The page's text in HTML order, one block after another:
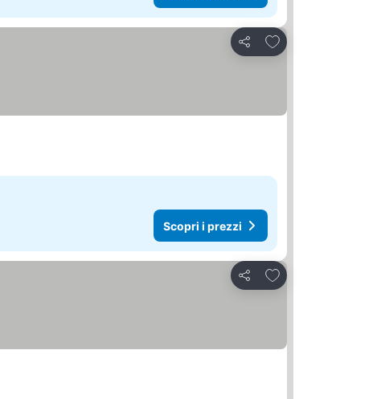
Condividi
Aggiungi ai preferiti
Scopri i prezzi
Condividi
Aggiungi ai preferiti